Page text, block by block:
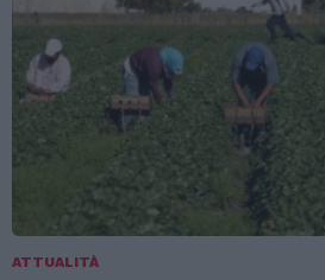
ATTUALITÀ